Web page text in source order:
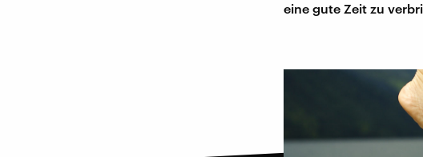
eine gute Zeit zu